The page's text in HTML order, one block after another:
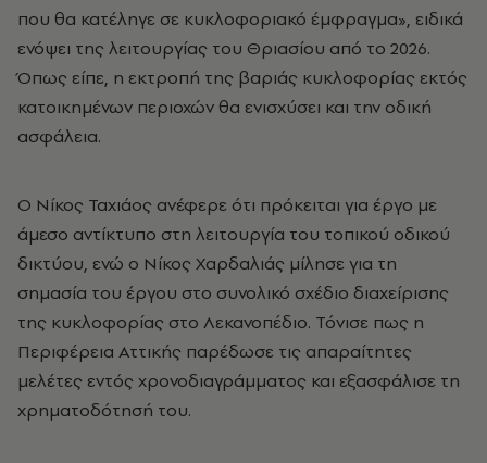
που θα κατέληγε σε κυκλοφοριακό έμφραγμα», ειδικά
ενόψει της λειτουργίας του Θριασίου από το 2026.
Όπως είπε, η εκτροπή της βαριάς κυκλοφορίας εκτός
κατοικημένων περιοχών θα ενισχύσει και την οδική
ασφάλεια.
Ο Νίκος Ταχιάος ανέφερε ότι πρόκειται για έργο με
άμεσο αντίκτυπο στη λειτουργία του τοπικού οδικού
δικτύου, ενώ ο Νίκος Χαρδαλιάς μίλησε για τη
σημασία του έργου στο συνολικό σχέδιο διαχείρισης
της κυκλοφορίας στο Λεκανοπέδιο. Τόνισε πως η
Περιφέρεια Αττικής παρέδωσε τις απαραίτητες
μελέτες εντός χρονοδιαγράμματος και εξασφάλισε τη
χρηματοδότησή του.